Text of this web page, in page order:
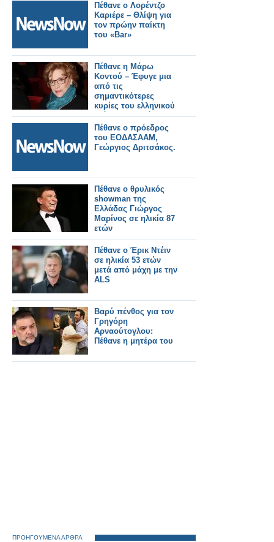
Πέθανε ο Λορέντζο
Καριέρε – Θλίψη για
τον πρώην παίκτη
του «Bar»
Πέθανε η Μάρω
Κοντού – Έφυγε μια
από τις
σημαντικότερες
κυρίες του ελληνικού
θεάτρου, τηλεόρασης
και κινηματογράφου
Πέθανε ο πρόεδρος
του ΕΟΔΑΣΑΑΜ,
Γεώργιος Δριτσάκος.
Πέθανε ο θρυλικός
showman της
Ελλάδας Γιώργος
Μαρίνος σε ηλικία 87
ετών
Πέθανε ο Έρικ Ντέιν
σε ηλικία 53 ετών
μετά από μάχη με την
ALS
Βαρύ πένθος για τον
Γρηγόρη
Αρναούτογλου:
Πέθανε η μητέρα του
ΠΡΟΗΓΟΥΜΕΝΑ ΑΡΘΡΑ